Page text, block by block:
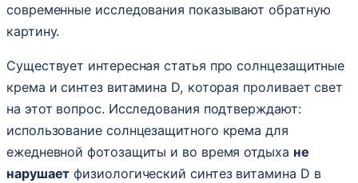
современные исследования показывают обратную
картину.
Существует интересная статья про солнцезащитные
крема и синтез витамина D, которая проливает свет
на этот вопрос. Исследования подтверждают:
использование солнцезащитного крема для
ежедневной фотозащиты и во время отдыха не
нарушает физиологический синтез витамина D в